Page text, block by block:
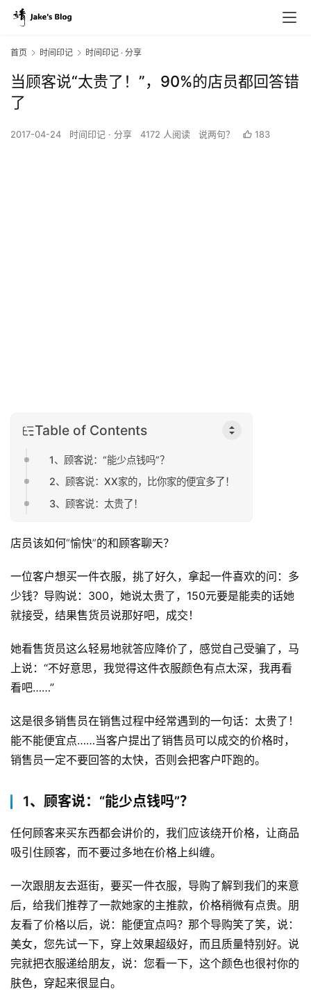
首页 时间印记 时间印记 · 分享
当顾客说“太贵了！”，90%的店员都回答错
了
2017-04-24 时间印记 · 分享 4172 人阅读 说两句？ 183
Table of Contents
1、顾客说：“能少点钱吗”？
2、顾客说：XX家的，比你家的便宜多了！
3、顾客说：太贵了！
店员该如何“愉快”的和顾客聊天？
一位客户想买一件衣服，挑了好久，拿起一件喜欢的问：多
少钱？导购说：300，她说太贵了，150元要是能卖的话她
就接受，结果售货员说那好吧，成交！
她看售货员这么轻易地就答应降价了，感觉自己受骗了，马
上说：“不好意思，我觉得这件衣服颜色有点太深，我再看
看吧……”
这是很多销售员在销售过程中经常遇到的一句话：太贵了！
能不能便宜点……当客户提出了销售员可以成交的价格时，
销售员一定不要回答的太快，否则会把客户吓跑的。
1、顾客说：“能少点钱吗”？
任何顾客来买东西都会讲价的，我们应该绕开价格，让商品
吸引住顾客，而不要过多地在价格上纠缠。
一次跟朋友去逛街，要买一件衣服，导购了解到我们的来意
后，给我们推荐了一款她家的主推款，价格稍微有点贵。朋
友看了价格以后，说：能便宜点吗？那个导购笑了笑，说：
美女，您先试一下，穿上效果超级好，而且质量特别好。说
完就把衣服递给朋友，说：您看一下，这个颜色也很衬你的
肤色，穿起来很显白。